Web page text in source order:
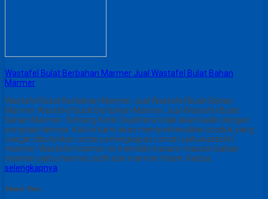
Wastafel Bulat Berbahan Marmer Jual Wastafel Bulat Bahan
Marmer
Wastafel Bulat Berbahan Marmer Jual Wastafel Bulat Bahan
Marmer Wastafel Bulat Berbahan Marmer Jual Wastafel Bulat
Bahan Marmer- Bintang Antik Sejahtera tidak akan kalah dengan
pengrajin lainnya. Kali ini kami akan memperkenalkan produk yang
sangat dibutuhkan untuk perlengkapan rumah yaituwastafel
marmer. Wastafel marmer ini memiliki macam-macam bahan
marmer yaitu marmer putih dan marmer hitam. Kedua…
selengkapnya
Share This :